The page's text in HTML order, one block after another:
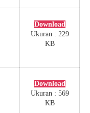
Download
Ukuran : 229
KB
Download
Ukuran : 569
KB